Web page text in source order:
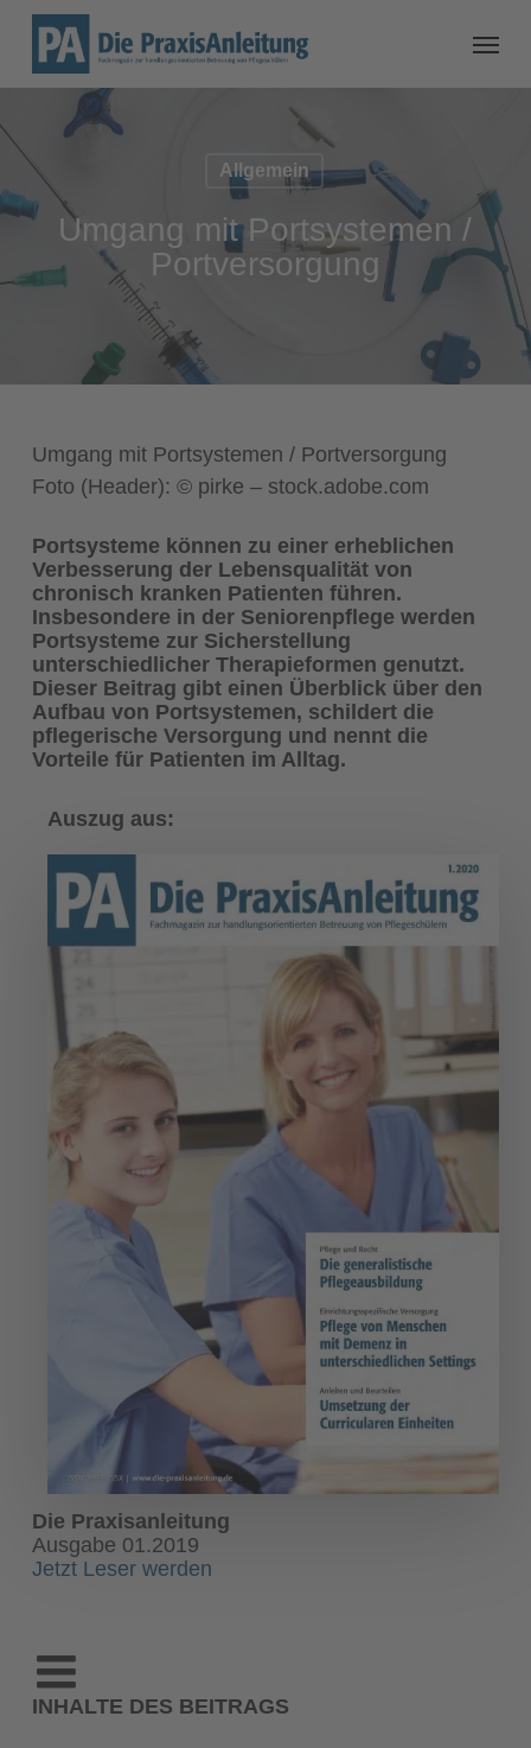
Allgemein
Umgang mit Portsystemen /
Portversorgung
Umgang mit Portsystemen / Portversorgung
Foto (Header): © pirke – stock.adobe.com
Portsysteme können zu einer erheblichen
Verbesserung der Lebensqualität von
chronisch kranken Patienten führen.
Insbesondere in der Seniorenpflege werden
Portsysteme zur Sicherstellung
unterschiedlicher Therapieformen genutzt.
Dieser Beitrag gibt einen Überblick über den
Aufbau von Portsystemen, schildert die
pflegerische Versorgung und nennt die
Vorteile für Patienten im Alltag.
Auszug aus:
Die Praxisanleitung
Ausgabe 01.2019
Jetzt Leser werden
INHALTE DES BEITRAGS